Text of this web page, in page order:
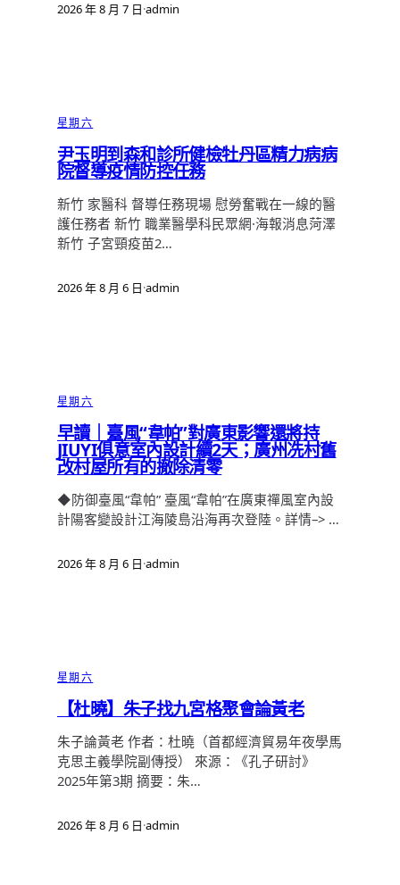
2026 年 8 月 7 日·admin
星期六
尹玉明到森和診所健檢牡丹區精力病病
院督導疫情防控任務
新竹 家醫科 督導任務現場 慰勞奮戰在一線的醫
護任務者 新竹 職業醫學科民眾網·海報消息菏澤
新竹 子宮頸疫苗2…
2026 年 8 月 6 日·admin
星期六
早讀｜臺風“韋帕”對廣東影響還將持
JIUYI俱意室內設計續2天；廣州冼村舊
改村屋所有的撤除清零
◆防御臺風“韋帕” 臺風“韋帕”在廣東禪風室內設
計陽客變設計江海陵島沿海再次登陸。詳情–> …
2026 年 8 月 6 日·admin
星期六
【杜曉】朱子找九宮格聚會論黃老
朱子論黃老 作者：杜曉（首都經濟貿易年夜學馬
克思主義學院副傳授） 來源：《孔子研討》
2025年第3期 摘要：朱…
2026 年 8 月 6 日·admin